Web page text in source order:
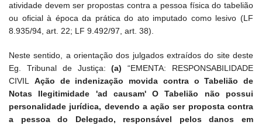
atividade devem ser propostas contra a pessoa física do tabelião
ou oficial à época da prática do ato imputado como lesivo (LF
8.935/94, art. 22; LF 9.492/97, art. 38).
Neste sentido, a orientação dos julgados extraídos do site deste
Eg. Tribunal de Justiça:(a)“EMENTA: RESPONSABILIDADE
CIVIL Ação de indenização movida contra o Tabelião de
Notas Ilegitimidade 'ad causam' O Tabelião não possui
personalidade jurídica, devendo a ação ser proposta contra
a pessoa do Delegado, responsável pelos danos em